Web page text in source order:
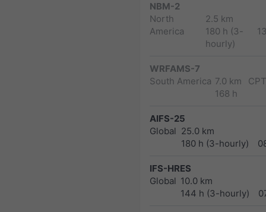
NBM-2
North
America
2.5 km
180 h (3-
hourly)
WRFAMS-7
South America 7.0 km
168 h
AIFS-25
Global 25.0 km
180 h (3-hourly)
IFS-HRES
Global 10.0 km
144 h (3-hourly)